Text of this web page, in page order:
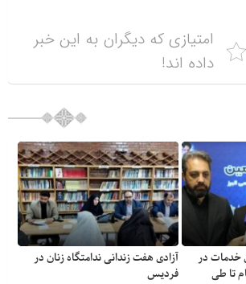
امتیازی که دیگران به این خبر
داده اند!
خدمات در
تا طی
آزادی هفت زندانی ندامتگاه زنان در
فردیس